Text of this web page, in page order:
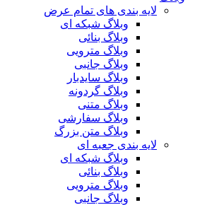
لایه بندی های تمام عرض
وبلاگ شبکه ای
وبلاگ بنائی
وبلاگ مترویی
وبلاگ جانبی
وبلاگ سایدبار
وبلاگ گردونه
وبلاگ متنی
وبلاگ سفارشی
وبلاگ متن بزرگ
لایه بندی جعبه ای
وبلاگ شبکه ای
وبلاگ بنائی
وبلاگ مترویی
وبلاگ جانبی